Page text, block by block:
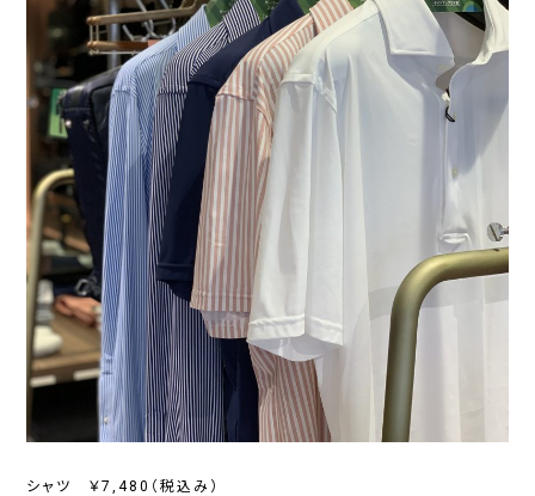
シャツ ￥7,480（税込み）